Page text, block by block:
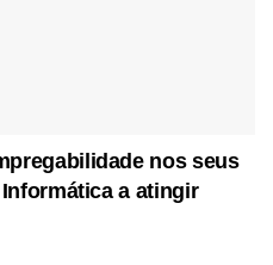
nos seus
a atingir